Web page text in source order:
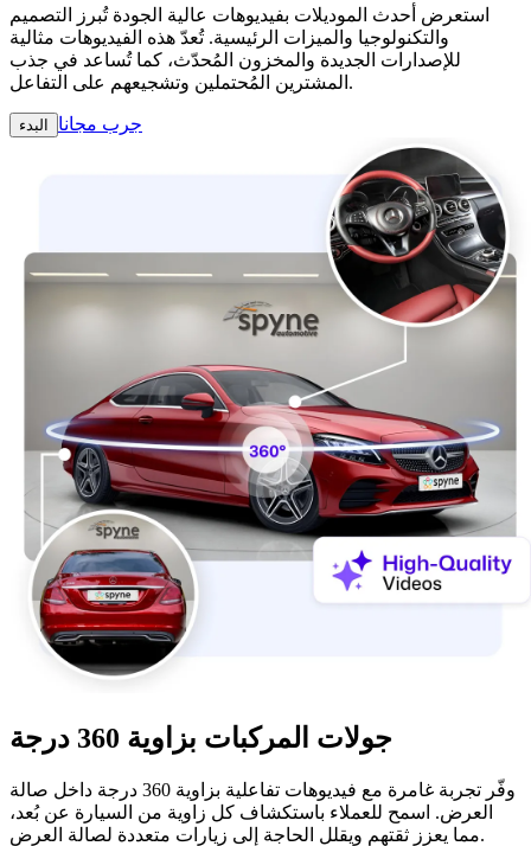
استعرض أحدث الموديلات بفيديوهات عالية الجودة تُبرز التصميم
والتكنولوجيا والميزات الرئيسية. تُعدّ هذه الفيديوهات مثالية
للإصدارات الجديدة والمخزون المُحدّث، كما تُساعد في جذب
المشترين المُحتملين وتشجيعهم على التفاعل.
البدء جرب مجانا
جولات المركبات بزاوية 360 درجة
وفّر تجربة غامرة مع فيديوهات تفاعلية بزاوية 360 درجة داخل صالة
العرض. اسمح للعملاء باستكشاف كل زاوية من السيارة عن بُعد،
مما يعزز ثقتهم ويقلل الحاجة إلى زيارات متعددة لصالة العرض.